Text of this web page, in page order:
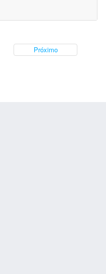
Próximo